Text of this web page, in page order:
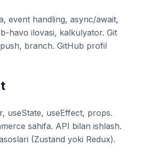
event handling, async/await,
havo ilovasi, kalkulyator. Git
branch. GitHub profil
useState, useEffect, props.
sahifa. API bilan ishlash.
(Zustand yoki Redux).